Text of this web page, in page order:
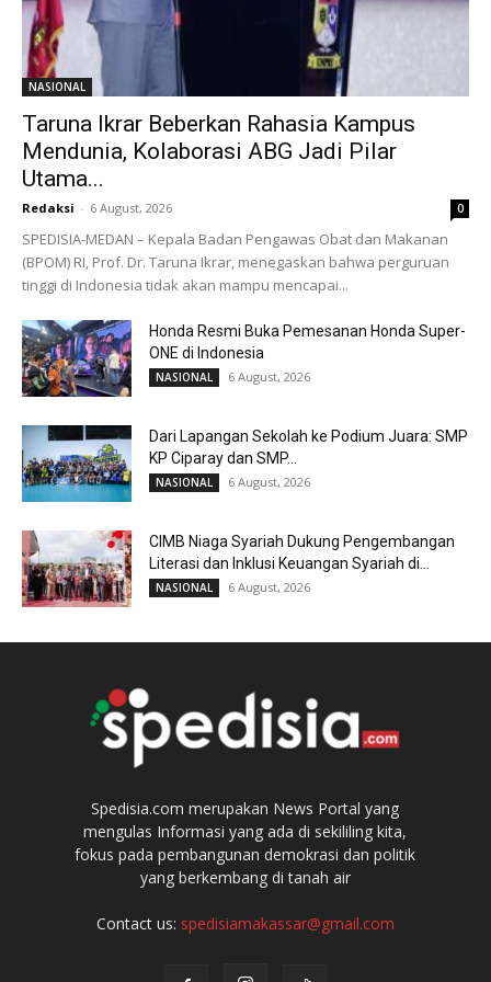
NASIONAL
Taruna Ikrar Beberkan Rahasia Kampus
Mendunia, Kolaborasi ABG Jadi Pilar
Utama...
Redaksi - 6 August, 2026 0
SPEDISIA-MEDAN – Kepala Badan Pengawas Obat dan Makanan
(BPOM) RI, Prof. Dr. Taruna Ikrar, menegaskan bahwa perguruan
tinggi di Indonesia tidak akan mampu mencapai...
Honda Resmi Buka Pemesanan Honda Super-
ONE di Indonesia
NASIONAL 6 August, 2026
Dari Lapangan Sekolah ke Podium Juara: SMP
KP Ciparay dan SMP...
NASIONAL 6 August, 2026
CIMB Niaga Syariah Dukung Pengembangan
Literasi dan Inklusi Keuangan Syariah di...
NASIONAL 6 August, 2026
Spedisia.com merupakan News Portal yang
mengulas Informasi yang ada di sekililing kita,
fokus pada pembangunan demokrasi dan politik
yang berkembang di tanah air
Contact us: spedisiamakassar@gmail.com